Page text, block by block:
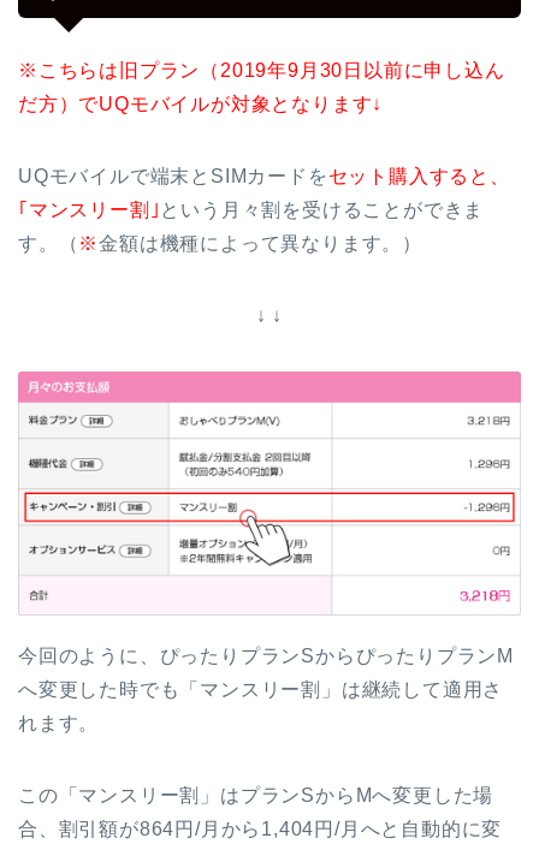
※こちらは旧プラン（2019年9月30日以前に申し込ん
だ方）でUQモバイルが対象となります↓
UQモバイルで端末とSIMカードを セット購入すると、
｢マンスリー割｣ という月々割を受けることができま
す。（ ※金額は機種によって異なります。）
↓ ↓
今回のように、ぴったりプランSからぴったりプランM
へ変更した時でも「マンスリー割」は継続して適用さ
れます。
この「マンスリー割」はプランSからMへ変更した場
合、割引額が864円/月から1,404円/月へと自動的に変